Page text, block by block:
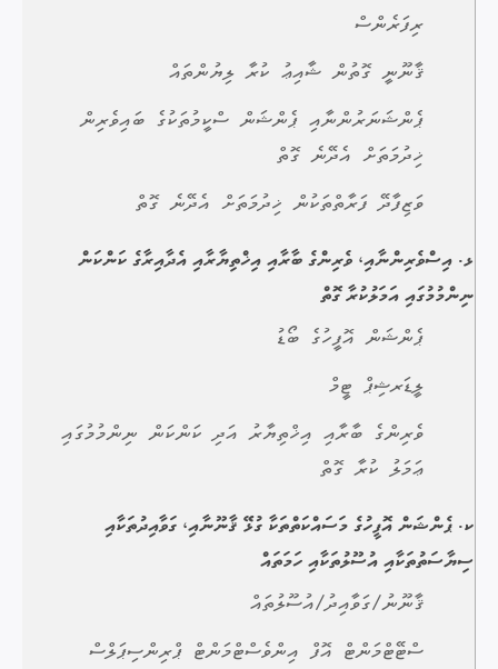
ރިފަރެންސް
ޤާނޫނީ ގޮތުން ޝާއިޢު ކުރާ ލިޔުންތައް
ޕެންޝަނަރުންނާއި ޕެންޝަން ސްކީމުތަކުގެ ބައިވެރިން
ޚިދުމަތަށް އެދޭނެ ގޮތް
ވަޒިފާދޭ ފަރާތްތަކުން ޚިދުމަތަށް އެދޭނެ ގޮތް
ޅ. އިސްވެރިންނާއި، ވެރިންގެ ބާރާއި އިޚްތިޔާރާއި އެދާއިރާގެ ކަންކަން
ނިންމުމުގައި އަމަލުކުރާ ގޮތް
ޕެންޝަން އޮފީހުގެ ބޯޑު
ލީޑަރޝިޕް ޓީމް
ވެރިންގެ ބާރާއި އިޚްތިޔާރު އަދި ކަންކަން ނިންމުމުގައި
ޢަމަލު ކުރާ ގޮތް
ކ. ޕެންޝަން އޮފީހުގެ މަސައްކަތްތަކާ ގުޅޭ ޤާނޫނާއި، ގަވާއިދުތަކާއި
ސިޔާސަތުތަކާއި އުސޫލުތަކާއި ހަމަތައް
ޤާނޫނު/ގަވާއިދު/އުސޫލުތައް
ސްޓޭޓްމަންޓް އޮފް އިންވެސްޓްމަންޓް ޕްރިންސިޕަލްސް